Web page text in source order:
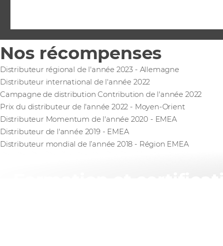
Nos récompenses
Distributeur régional de l'année 2023 - Allemagne
Distributeur international de l'année 2022
Campagne de distribution Contribution de l'année 2022
Prix du distributeur de l'année 2022 - Moyen-Orient
Distributeur Momentum de l'année 2020 - EMEA
Distributeur de l'année 2019 - EMEA
Distributeur mondial de l’année 2018 - Région EMEA